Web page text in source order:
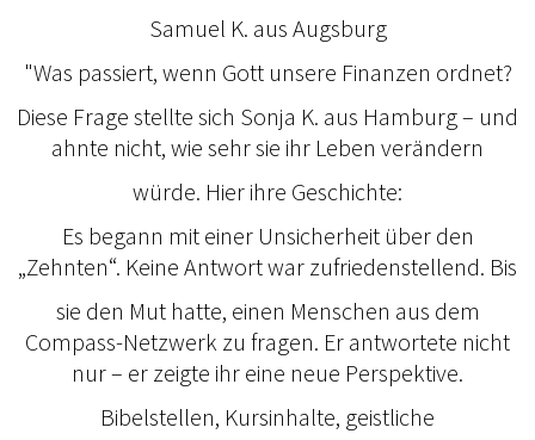
Samuel K. aus Augsburg
"Was passiert, wenn Gott unsere Finanzen ordnet?
Diese Frage stellte sich Sonja K. aus Hamburg – und
ahnte nicht, wie sehr sie ihr Leben verändern
würde. Hier ihre Geschichte:
Es begann mit einer Unsicherheit über den
„Zehnten“. Keine Antwort war zufriedenstellend. Bis
sie den Mut hatte, einen Menschen aus dem
Compass-Netzwerk zu fragen. Er antwortete nicht
nur – er zeigte ihr eine neue Perspektive.
Bibelstellen, Kursinhalte, geistliche